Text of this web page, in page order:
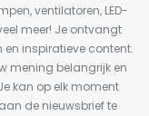
ventilatoren, LED-
meer! Je ontvangt
inspiratieve content.
mening belangrijk en
kan op elk moment
de nieuwsbrief te